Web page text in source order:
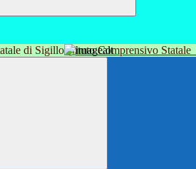
Istituto Comprensivo Statale